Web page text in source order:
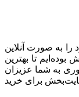
(2017) فعالیت خود را به صورت آنلاین
در تلاش بوده‌ایم تا بهترین
به شما عزیزان
برای خرید